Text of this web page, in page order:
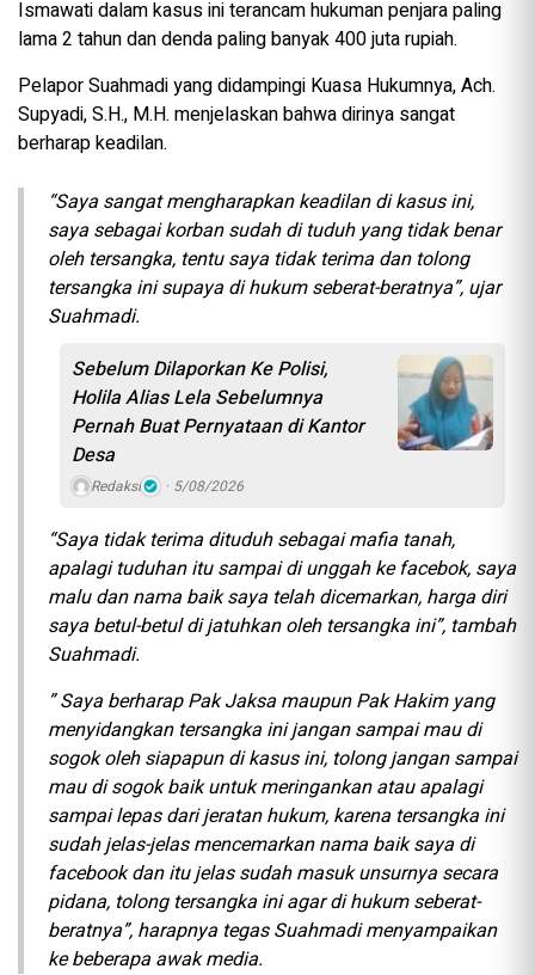
Ismawati dalam kasus ini terancam hukuman penjara paling
lama 2 tahun dan denda paling banyak 400 juta rupiah.
Pelapor Suahmadi yang didampingi Kuasa Hukumnya, Ach.
Supyadi, S.H., M.H. menjelaskan bahwa dirinya sangat
berharap keadilan.
“Saya sangat mengharapkan keadilan di kasus ini,
saya sebagai korban sudah di tuduh yang tidak benar
oleh tersangka, tentu saya tidak terima dan tolong
tersangka ini supaya di hukum seberat-beratnya”, ujar
Suahmadi.
Sebelum Dilaporkan Ke Polisi,
Holila Alias Lela Sebelumnya
Pernah Buat Pernyataan di Kantor
Desa
Redaksi 5/08/2026
“Saya tidak terima dituduh sebagai mafia tanah,
apalagi tuduhan itu sampai di unggah ke facebok, saya
malu dan nama baik saya telah dicemarkan, harga diri
saya betul-betul di jatuhkan oleh tersangka ini”, tambah
Suahmadi.
” Saya berharap Pak Jaksa maupun Pak Hakim yang
menyidangkan tersangka ini jangan sampai mau di
sogok oleh siapapun di kasus ini, tolong jangan sampai
mau di sogok baik untuk meringankan atau apalagi
sampai lepas dari jeratan hukum, karena tersangka ini
sudah jelas-jelas mencemarkan nama baik saya di
facebook dan itu jelas sudah masuk unsurnya secara
pidana, tolong tersangka ini agar di hukum seberat-
beratnya”, harapnya tegas Suahmadi menyampaikan
ke beberapa awak media.